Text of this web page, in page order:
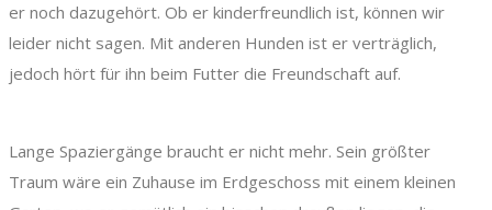
er noch dazugehört. Ob er kinderfreundlich ist, können wir
leider nicht sagen. Mit anderen Hunden ist er verträglich,
jedoch hört für ihn beim Futter die Freundschaft auf.
Lange Spaziergänge braucht er nicht mehr. Sein größter
Traum wäre ein Zuhause im Erdgeschoss mit einem kleinen